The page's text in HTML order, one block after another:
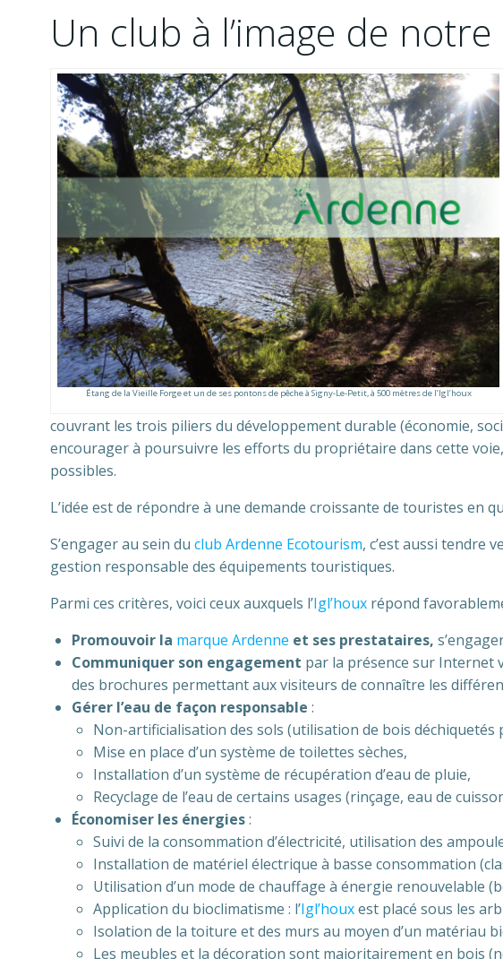
Un club à l’image de
Étang de la Vieille Forge et un de ses pontons de pêche à Signy-Le-Petit, à 500 mètres de l’Igl’houx
couvrant les trois piliers du développement durable (économie,
encourager à poursuivre les efforts du propriétaire dans cette voie,
possibles.
L’idée est de répondre à une demande croissante de touristes en
S’engager au sein du club Ardenne Ecotourism, c’est aussi tendre
gestion responsable des équipements touristiques.
Parmi ces critères, voici ceux auxquels l’Igl’houx répond
Promouvoir la marque Ardenne et ses prestataires,
Communiquer son engagement par la présence sur Internet
des brochures permettant aux visiteurs de connaître les
Gérer l’eau de façon responsable :
Non-artificialisation des sols (utilisation de bois
Mise en place d’un système de toilettes sèches,
Installation d’un système de récupération d’eau de pluie,
Recyclage de l’eau de certains usages (rinçage, eau de
Économiser les énergies:
Suivi de la consommation d’électricité, utilisation des
Installation de matériel électrique à basse consommation
Utilisation d’un mode de chauffage à énergie renouvelable
Application du bioclimatisme : l’Igl’houxest placé sous les
Isolation de la toiture et des murs au moyen d’un matériau
Les meubles et la décoration sont majoritairement en bois